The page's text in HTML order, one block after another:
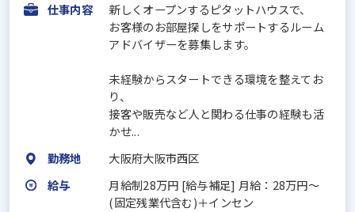
仕事内容
新しくオープンするピタットハウスで、
お客様のお部屋探しをサポートするルーム
アドバイザーを募集します。
未経験からスタートできる環境を整えてお
り、
接客や販売など人と関わる仕事の経験も活
かせ...
勤務地
大阪府大阪市西区
給与
月給制28万円 [給与補足] 月給：28万円～
(固定残業代含む)＋インセン